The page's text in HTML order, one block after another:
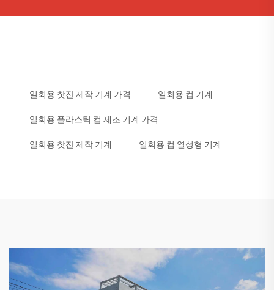
일회용 찻잔 제작 기계 가격 일회용 컵 기계
일회용 플라스틱 컵 제조 기계 가격
일회용 찻잔 제작 기계 일회용 컵 열성형 기계